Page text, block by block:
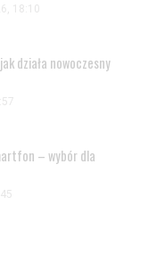
18:10
działa nowoczesny
– wybór dla